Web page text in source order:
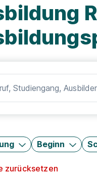
Beginn
zurücksetzen